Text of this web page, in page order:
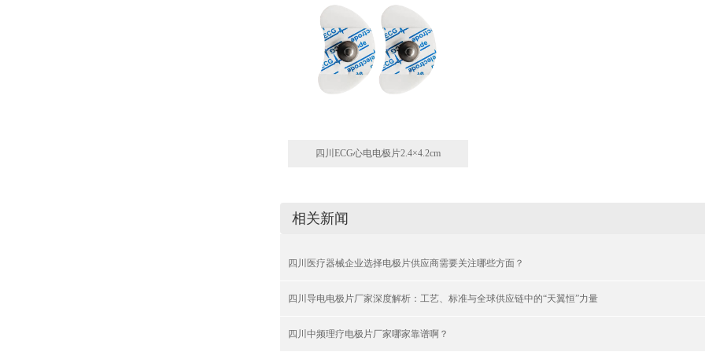
四川ECG心电电极片2.4×4.2cm
相关新闻
四川医疗器械企业选择电极片供应商需要关注哪些方面？
四川导电电极片厂家深度解析：工艺、标准与全球供应链中的“天翼恒”力量
四川中频理疗电极片厂家哪家靠谱啊？